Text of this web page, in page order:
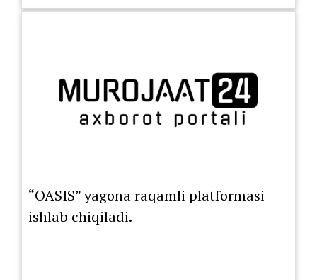
“OASIS” yagona raqamli platformasi
ishlab chiqiladi.